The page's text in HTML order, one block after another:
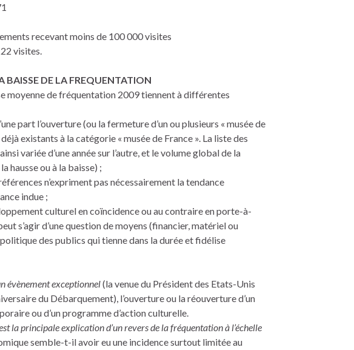
recevant moins de 100 000 visites
visites.
BAISSE DE LA FREQUENTATION
moyenne de fréquentation 2009 tiennent à différentes
part l’ouverture (ou la fermeture d’un ou plusieurs « musée de
existants à la catégorie « musée de France ». La liste des
variée d’une année sur l’autre, et le volume global de la
hausse ou à la baisse) ;
n’expriment pas nécessairement la tendance
indue ;
culturel en coïncidence ou au contraire en porte-à-
s’agir d’une question de moyens (financier, matériel ou
des publics qui tienne dans la durée et fidélise
évènement exceptionnel(la venue du Président des Etats-Unis
du Débarquement), l’ouverture ou la réouverture d’un
ou d’un programme d’action culturelle.
la principale explication d’un revers de la fréquentation à l’échelle
semble-t-il avoir eu une incidence surtout limitée au